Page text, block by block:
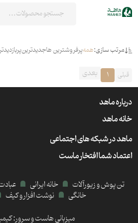
مرتب سازی:همهپرفروشترین هاجدیدترین
قبلی 1 بعدی
درباره ماهد
خانه ماهد
ماهد در شبکه های اجتماعی
اعتماد شما افتخار ماست
تن پوش و زیورآلات خانه ایرانی
خانگی
نوشت افزار و کیف
میزبانی هاست و سرور: